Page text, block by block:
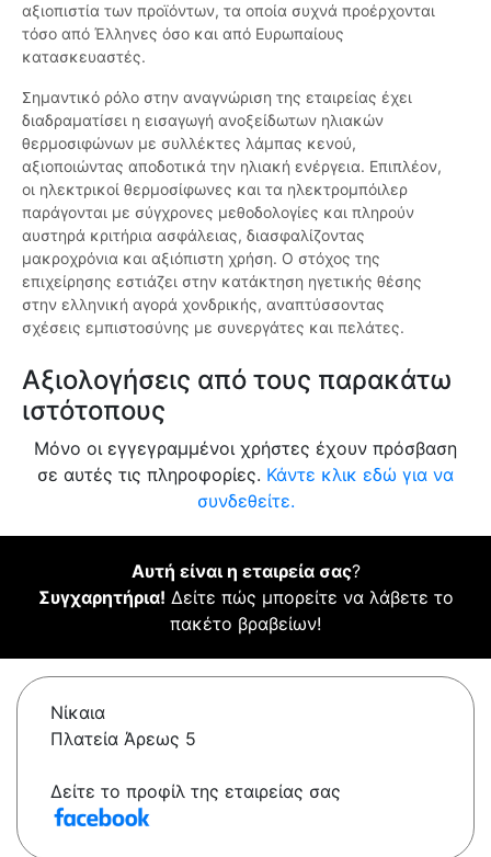
αξιοπιστία των προϊόντων, τα οποία συχνά προέρχονται
τόσο από Έλληνες όσο και από Ευρωπαίους
κατασκευαστές.
Σημαντικό ρόλο στην αναγνώριση της εταιρείας έχει
διαδραματίσει η εισαγωγή ανοξείδωτων ηλιακών
θερμοσιφώνων με συλλέκτες λάμπας κενού,
αξιοποιώντας αποδοτικά την ηλιακή ενέργεια. Επιπλέον,
οι ηλεκτρικοί θερμοσίφωνες και τα ηλεκτρομπόιλερ
παράγονται με σύγχρονες μεθοδολογίες και πληρούν
αυστηρά κριτήρια ασφάλειας, διασφαλίζοντας
μακροχρόνια και αξιόπιστη χρήση. Ο στόχος της
επιχείρησης εστιάζει στην κατάκτηση ηγετικής θέσης
στην ελληνική αγορά χονδρικής, αναπτύσσοντας
σχέσεις εμπιστοσύνης με συνεργάτες και πελάτες.
Αξιολογήσεις από τους παρακάτω
ιστότοπους
Μόνο οι εγγεγραμμένοι χρήστες έχουν πρόσβαση
σε αυτές τις πληροφορίες. Κάντε κλικ εδώ για να
συνδεθείτε.
Αυτή είναι η εταιρεία σας?
Συγχαρητήρια! Δείτε πώς μπορείτε να λάβετε το
πακέτο βραβείων!
Νίκαια
Πλατεία Άρεως 5
Δείτε το προφίλ της εταιρείας σας